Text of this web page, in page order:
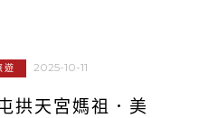
遊 2025-10-11
拱天宮媽祖．美